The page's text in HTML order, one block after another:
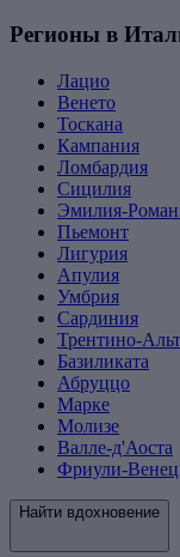
Регионы в
Лацио
Венето
Тоскана
Кампания
Ломбардия
Сицилия
Эмилия-
Пьемонт
Лигурия
Апулия
Умбрия
Сардиния
Трентино-
Базиликата
Абруццо
Марке
Молизе
Валле-д'Аоста
Фриули-
Найти вдохновение